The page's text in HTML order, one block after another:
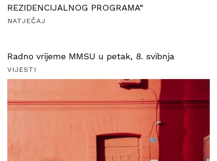
REZIDENCIJALNOG PROGRAMA“
NATJEČAJ
Radno vrijeme MMSU u petak, 8. svibnja
VIJESTI